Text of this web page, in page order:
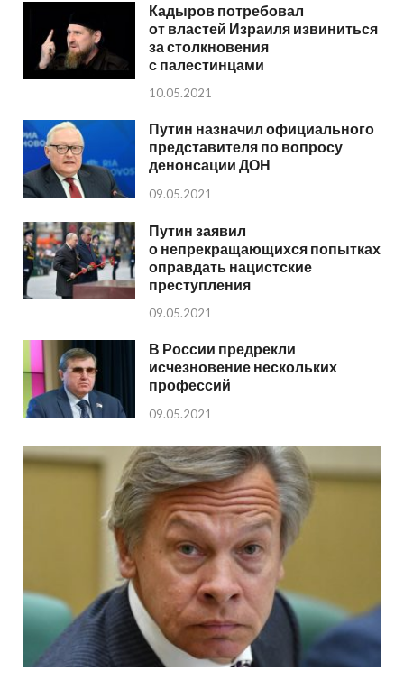
Кадыров потребовал
от властей Израиля извиниться
за столкновения
с палестинцами
10.05.2021
Путин назначил официального
представителя по вопросу
денонсации ДОН
09.05.2021
Путин заявил
о непрекращающихся попытках
оправдать нацистские
преступления
09.05.2021
В России предрекли
исчезновение нескольких
профессий
09.05.2021